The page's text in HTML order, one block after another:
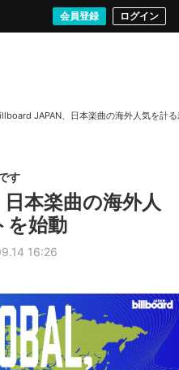
会員登録 ログイン
音楽・映像 ゲームストリート
JAPAN、日本楽曲の海外人気を計
す
本楽曲の海外人
を始動
16:26